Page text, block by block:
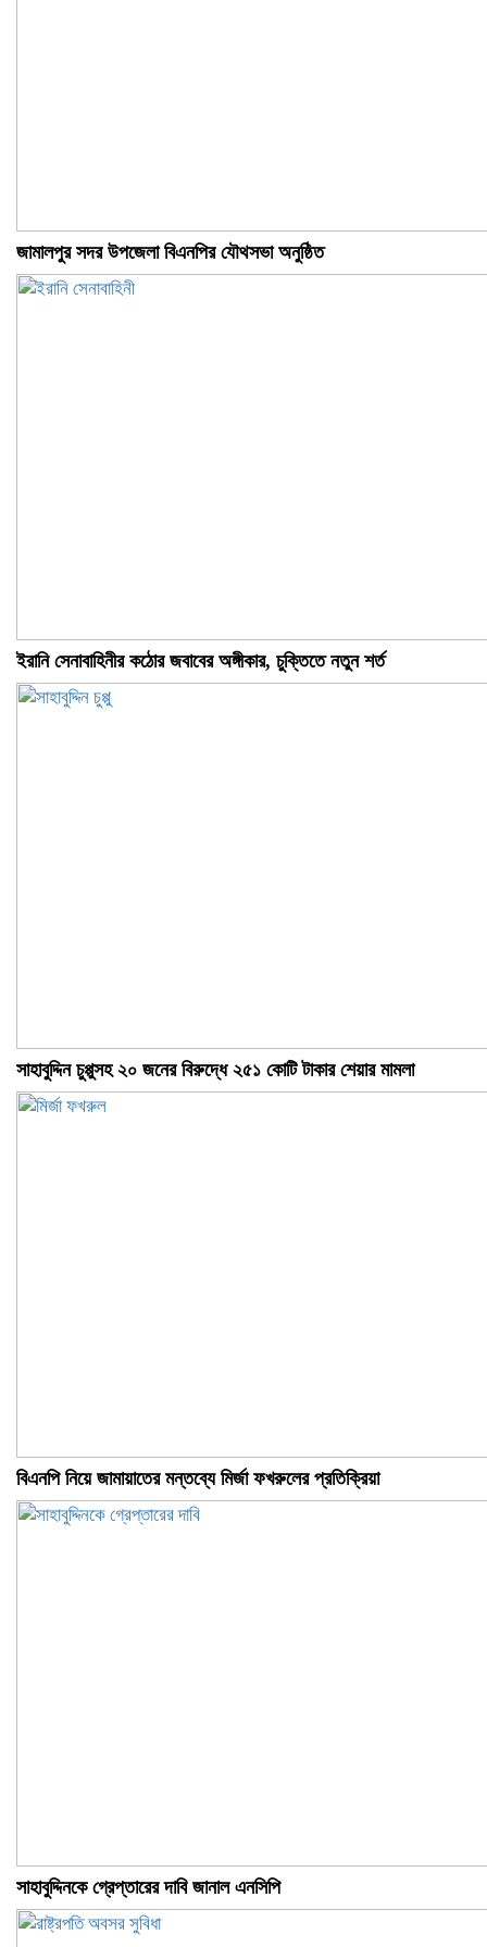
জামালপুর সদর উপজেলা বিএনপির যৌথসভা অনুষ্ঠিত
ইরানি সেনাবাহিনীর কঠোর জবাবের অঙ্গীকার, চুক্তিতে নতুন শর্ত
সাহাবুদ্দিন চুপ্পুসহ ২০ জনের বিরুদ্ধে ২৫১ কোটি টাকার শেয়ার মামলা
বিএনপি নিয়ে জামায়াতের মন্তব্যে মির্জা ফখরুলের প্রতিক্রিয়া
সাহাবুদ্দিনকে গ্রেপ্তারের দাবি জানাল এনসিপি